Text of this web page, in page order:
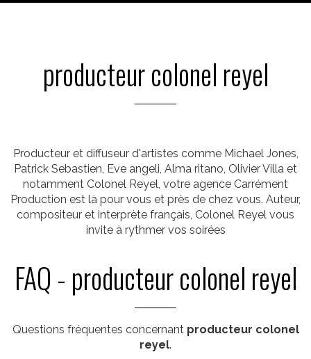
producteur colonel reyel
Producteur et diffuseur d'artistes comme Michael Jones,
Patrick Sebastien, Eve angeli, Alma ritano, Olivier Villa et
notamment Colonel Reyel, votre agence Carrément
Production est là pour vous et près de chez vous. Auteur,
compositeur et interprète français, Colonel Reyel vous
invite à rythmer vos soirées
FAQ - producteur colonel reyel
Questions fréquentes concernant producteur colonel
reyel.